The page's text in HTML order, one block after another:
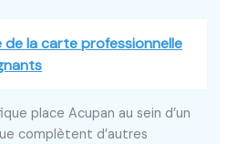
de la carte professionnelle
place Acupan au sein d’un
complètent d’autres